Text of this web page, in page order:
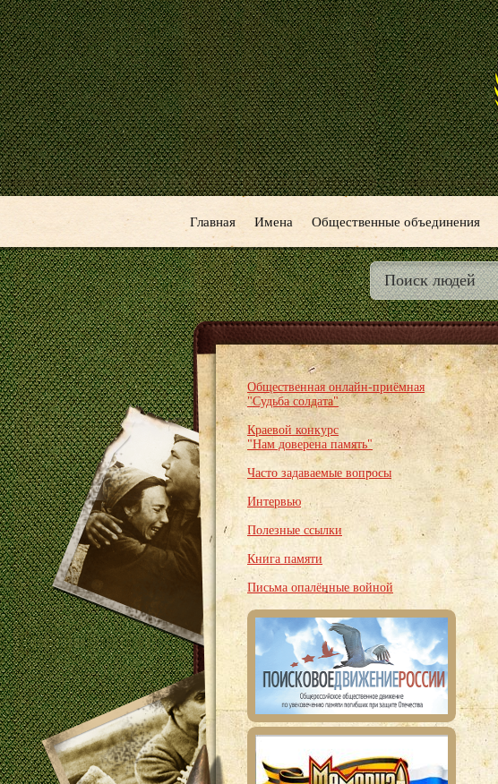
Главная Имена Общественные объединения
Общественная онлайн-приёмная
"Судьба солдата"
Краевой конкурс
"Нам доверена память"
Часто задаваемые вопросы
Интервью
Полезные ссылки
Книга памяти
Письма опалённые войной